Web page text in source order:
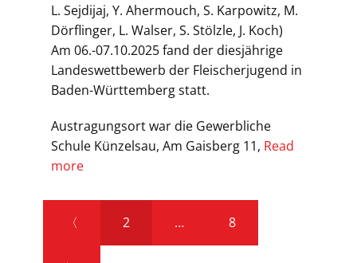
L. Sejdijaj, Y. Ahermouch, S. Karpowitz, M.
Dörflinger, L. Walser, S. Stölzle, J. Koch)
Am 06.-07.10.2025 fand der diesjährige
Landeswettbewerb der Fleischerjugend in
Baden-Württemberg statt.
Austragungsort war die Gewerbliche
Schule Künzelsau, Am Gaisberg 11, Read
more
〈 2 … 8